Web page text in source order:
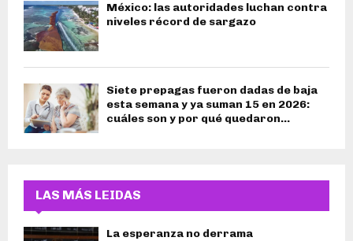
México: las autoridades luchan contra
niveles récord de sargazo
Siete prepagas fueron dadas de baja
esta semana y ya suman 15 en 2026:
cuáles son y por qué quedaron...
LAS MÁS LEIDAS
La esperanza no derrama